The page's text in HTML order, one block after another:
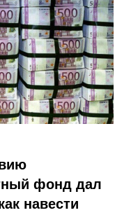
фонд дал
навести